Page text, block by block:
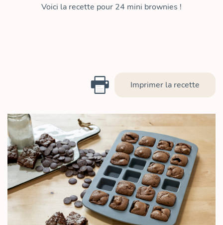
Voici la recette pour 24 mini brownies !
Imprimer la recette